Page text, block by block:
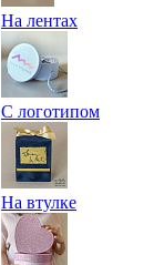
На лентах
С логотипом
На втулке